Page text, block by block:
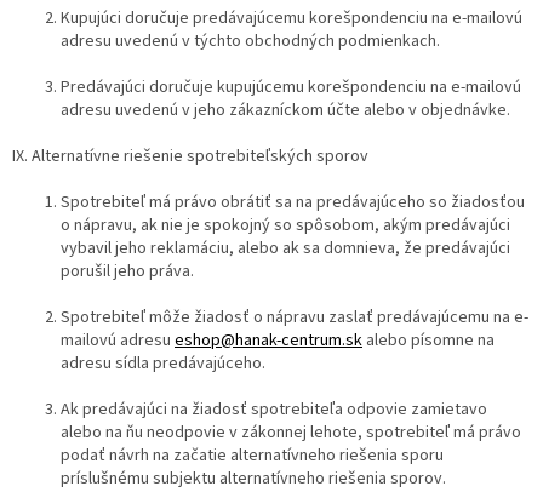
Kupujúci doručuje predávajúcemu korešpondenciu na e-mailovú
adresu uvedenú v týchto obchodných podmienkach.
Predávajúci doručuje kupujúcemu korešpondenciu na e-mailovú
adresu uvedenú v jeho zákazníckom účte alebo v objednávke.
IX. Alternatívne riešenie spotrebiteľských sporov
Spotrebiteľ má právo obrátiť sa na predávajúceho so žiadosťou
o nápravu, ak nie je spokojný so spôsobom, akým predávajúci
vybavil jeho reklamáciu, alebo ak sa domnieva, že predávajúci
porušil jeho práva.
Spotrebiteľ môže žiadosť o nápravu zaslať predávajúcemu na e-
mailovú adresu eshop@hanak-centrum.sk alebo písomne na
adresu sídla predávajúceho.
Ak predávajúci na žiadosť spotrebiteľa odpovie zamietavo
alebo na ňu neodpovie v zákonnej lehote, spotrebiteľ má právo
podať návrh na začatie alternatívneho riešenia sporu
príslušnému subjektu alternatívneho riešenia sporov.